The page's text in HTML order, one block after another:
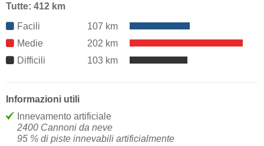
Tutte: 412 km
Facili
107 km
Medie
202 km
Difficili
103 km
Informazioni utili
Innevamento artificiale
2400 Cannoni da neve
95 % di piste innevabili artificialmente